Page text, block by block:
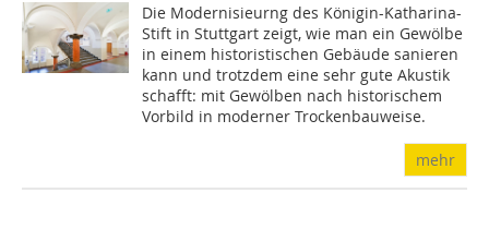
Die Modernisieurng des Königin-Katharina-
Stift in Stuttgart zeigt, wie man ein Gewölbe
in einem historistischen Gebäude sanieren
kann und trotzdem eine sehr gute Akustik
schafft: mit Gewölben nach histo­rischem
Vorbild in moderner Trockenbauweise.
mehr